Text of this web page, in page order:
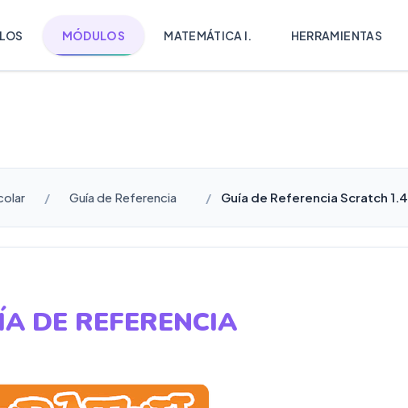
MÓDULOS MATEMÁTICA I. HERRAMIENTAS
Guía de Referencia Guía de Referencia Scratch 1.4
DE REFERENCIA